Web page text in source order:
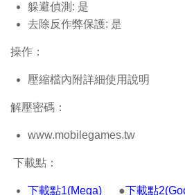
躲避偵測: 是
去除反作弊保護: 是
操作：
壓縮檔內附詳細使用說明
解壓密碼：
www.mobilegames.tw
下載點：
下載點1(Mega) ●下載點